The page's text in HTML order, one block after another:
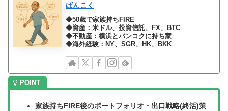
ばんこく
◆50歳で家族持ちFIRE
◆資産：米ドル、投資信託、FX、BTC
◆不動産：横浜とバンコクに持ち家
◆海外経験：NY、SGR、HK、BKK
家族持ちFIRE後のポートフォリオ・出口戦略(終活)策